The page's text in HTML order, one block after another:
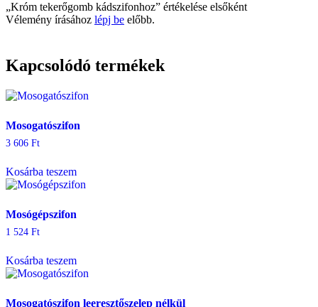
„Króm tekerőgomb kádszifonhoz” értékelése elsőként
Vélemény írásához lépj be előbb.
Kapcsolódó termékek
Mosogatószifon
3 606 Ft
Kosárba teszem
Mosógépszifon
1 524 Ft
Kosárba teszem
Mosogatószifon leeresztőszelep nélkül